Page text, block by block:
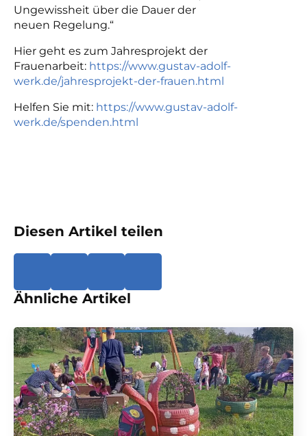
Ungewissheit über die Dauer der
neuen Regelung.“
Hier geht es zum Jahresprojekt der
Frauenarbeit: https://www.gustav-adolf-
werk.de/jahresprojekt-der-frauen.html
Helfen Sie mit: https://www.gustav-adolf-
werk.de/spenden.html
Diesen Artikel teilen
Ähnliche Artikel